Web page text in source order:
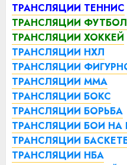
ТРАНСЛЯЦИИ ТЕННИС
ТРАНСЛЯЦИИ ФУТБОЛ
ТРАНСЛЯЦИИ ХОККЕЙ
ТРАНСЛЯЦИИ НХЛ
ТРАНСЛЯЦИИ
ТРАНСЛЯЦИИ ММА
ТРАНСЛЯЦИИ БОКС
ТРАНСЛЯЦИИ БОРЬБА
ТРАНСЛЯЦИИ БОИ НА
ТРАНСЛЯЦИИ
ТРАНСЛЯЦИИ НБА